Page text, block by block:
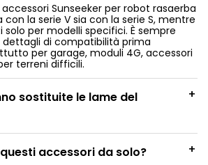
Sunseeker per robot rasaerba
la serie V sia con la serie S, mentre
per modelli specifici. È sempre
di compatibilità prima
per garage, moduli 4G, accessori
terreni difficili.
sostituite le lame del
+
accessori da solo? +